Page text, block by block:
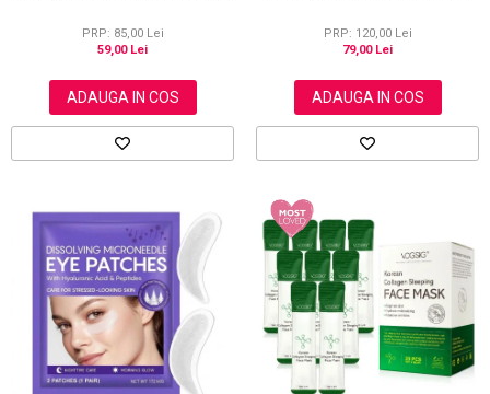
PRP: 85,00 Lei
59,00 Lei
ADAUGA IN COS
PRP: 120,00 Lei
79,00 Lei
ADAUGA IN COS